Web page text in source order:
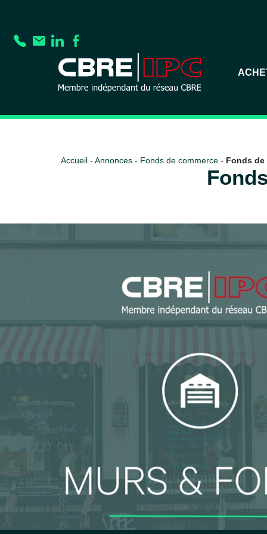
Accueil - Annonces - Fonds de commerce - Fonds de